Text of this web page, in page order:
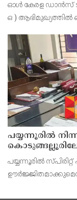
ഓൾ കേരള ഡാൻസ്
ഒ ) ആഭിമുഖ്യത്തിൽ
സംഘാടകർ കണ്ണൂർ
പയ്യന്നൂരിൽ
എക്സൈസ്
പയ്യന്നൂരിൽ